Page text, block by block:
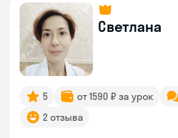
Светлана
5 от 1590 ₽ за урок
2 отзыва